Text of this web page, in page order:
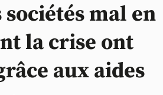
mal en
la crise ont
aux aides